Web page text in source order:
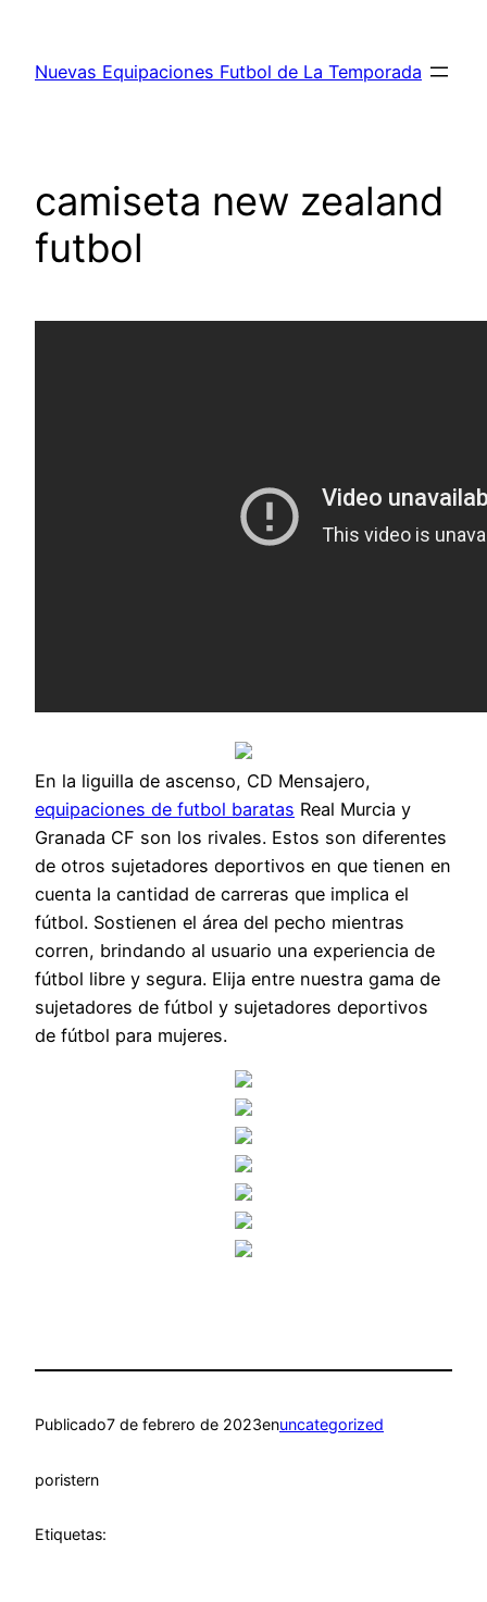
contenido
Nuevas Equipaciones Futbol de La Temporada
camiseta new zealand
futbol
En la liguilla de ascenso, CD Mensajero,
equipaciones de futbol baratas Real Murcia y
Granada CF son los rivales. Estos son diferentes
de otros sujetadores deportivos en que tienen en
cuenta la cantidad de carreras que implica el
fútbol. Sostienen el área del pecho mientras
corren, brindando al usuario una experiencia de
fútbol libre y segura. Elija entre nuestra gama de
sujetadores de fútbol y sujetadores deportivos
de fútbol para mujeres.
Publicado7 de febrero de 2023enuncategorized
poristern
Etiquetas: